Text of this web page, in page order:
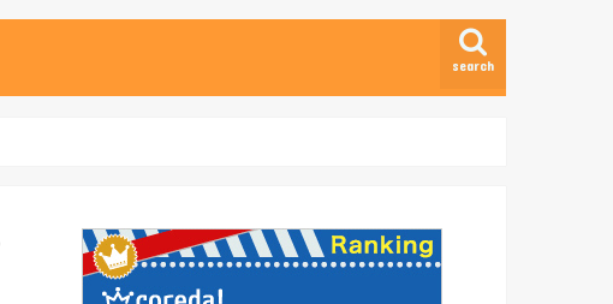
search